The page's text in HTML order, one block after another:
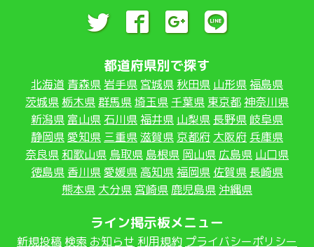
都道府県別で探す
北海道 青森県 岩手県 宮城県 秋田県 山形県福島県
茨城県 栃木県群馬県埼玉県 千葉県 東京都神奈川県
新潟県 富山県 石川県福井県 山梨県 長野県 岐阜県
静岡県愛知県 三重県滋賀県 京都府 大阪府 兵庫県
奈良県 和歌山県 鳥取県 島根県 岡山県 広島県 山口県
徳島県 香川県愛媛県 高知県福岡県 佐賀県 長崎県
熊本県 大分県 宮崎県 鹿児島県 沖縄県
ライン掲示板メニュー
新規投稿 検索 お知らせ 利用規約 プライバシーポリシー